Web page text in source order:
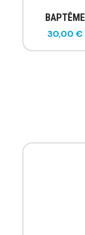
BAPTÊME
30,00€